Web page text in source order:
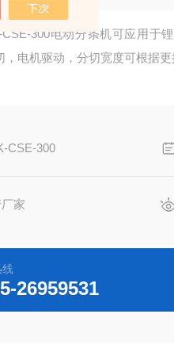
CSE-300电动分条机可应用于
电机驱动，分切宽度可根据更
CSE-300
家
线
26959531